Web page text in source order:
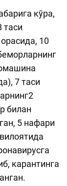
кўра,
таси
10
7 таси
билан
5 нафари
карантинга